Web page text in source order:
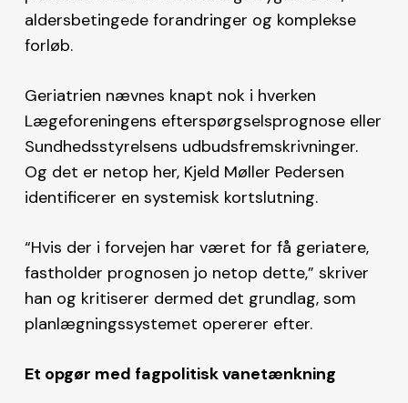
aldersbetingede forandringer og komplekse
forløb.
Geriatrien nævnes knapt nok i hverken
Lægeforeningens efterspørgselsprognose eller
Sundhedsstyrelsens udbudsfremskrivninger.
Og det er netop her, Kjeld Møller Pedersen
identificerer en systemisk kortslutning.
“Hvis der i forvejen har været for få geriatere,
fastholder prognosen jo netop dette,” skriver
han og kritiserer dermed det grundlag, som
planlægningssystemet opererer efter.
Et opgør med fagpolitisk vanetænkning